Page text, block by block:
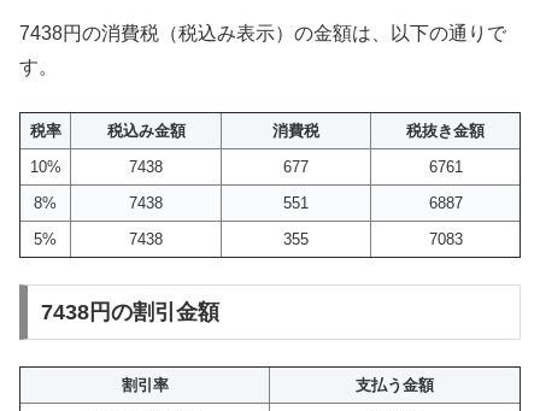
7438円の消費税（税込み表示）の金額は、以下の通りで
す。
税率 税込み金額 消費税
税抜き金額
10%
7438 677
6761
8%
7438 551
6887
5%
7438 355 7083
7438円の割引金額
割引率
支払う金額